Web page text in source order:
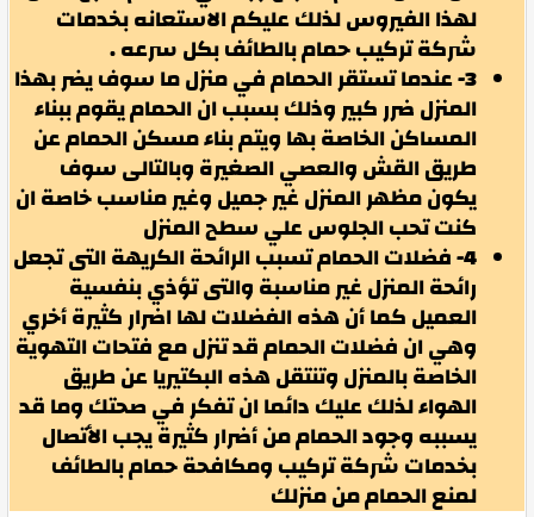
لهذا الفيروس لذلك عليكم الاستعانه بخدمات
شركة تركيب حمام بالطائف بكل سرعه .
3- عندما تستقر الحمام في منزل ما سوف يضر بهذا
المنزل ضرر كبير وذلك بسبب ان الحمام يقوم ببناء
المساكن الخاصة بها ويتم بناء مسكن الحمام عن
طريق القش والعصي الصغيرة وبالتالى سوف
يكون مظهر المنزل غير جميل وغير مناسب خاصة ان
كنت تحب الجلوس علي سطح المنزل
4- فضلات الحمام تسبب الرائحة الكريهة التى تجعل
رائحة المنزل غير مناسبة والتى تؤذي بنفسية
العميل كما أن هذه الفضلات لها اضرار كثيرة أخري
وهي ان فضلات الحمام قد تنزل مع فتحات التهوية
الخاصة بالمنزل وتنتقل هذه البكتيريا عن طريق
الهواء لذلك عليك دائما ان تفكر في صحتك وما قد
يسببه وجود الحمام من أضرار كثيرة يجب الأتصال
بخدمات شركة تركيب ومكافحة حمام بالطائف
لمنع الحمام من منزلك